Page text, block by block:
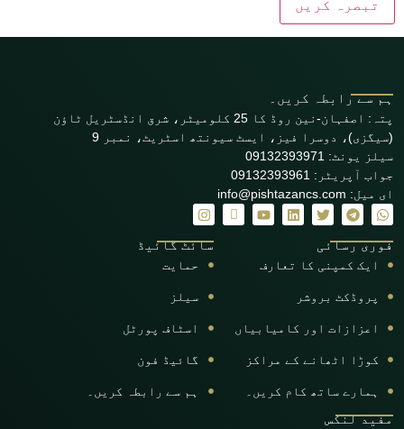
ہم سے رابطہ کریں۔
پتہ: اصفہان-نین روڈ کا 25 کلومیٹر، شرق انڈسٹریل ٹاؤن
(سیگزی)، دوسرا فیز، ایسٹ سیونتھ اسٹریٹ، نمبر 9
سیلز یونٹ: 09132393971
جواب آپریٹر: 09132393961
ای میل: info@pishtazancs.com
فوری رسائی
ایک کمپنی کا تعارف
پروڈکٹ بروشر
اعزازات اور کامیابیاں
کوڑا اٹھانے کے مراکز
ہمارے ساتھ کام کریں۔
سائٹ گائیڈ
حمایت
سیلز
اسٹاف پورٹل
گائیڈ فون
ہم سے رابطہ کریں۔
مفید لنکس